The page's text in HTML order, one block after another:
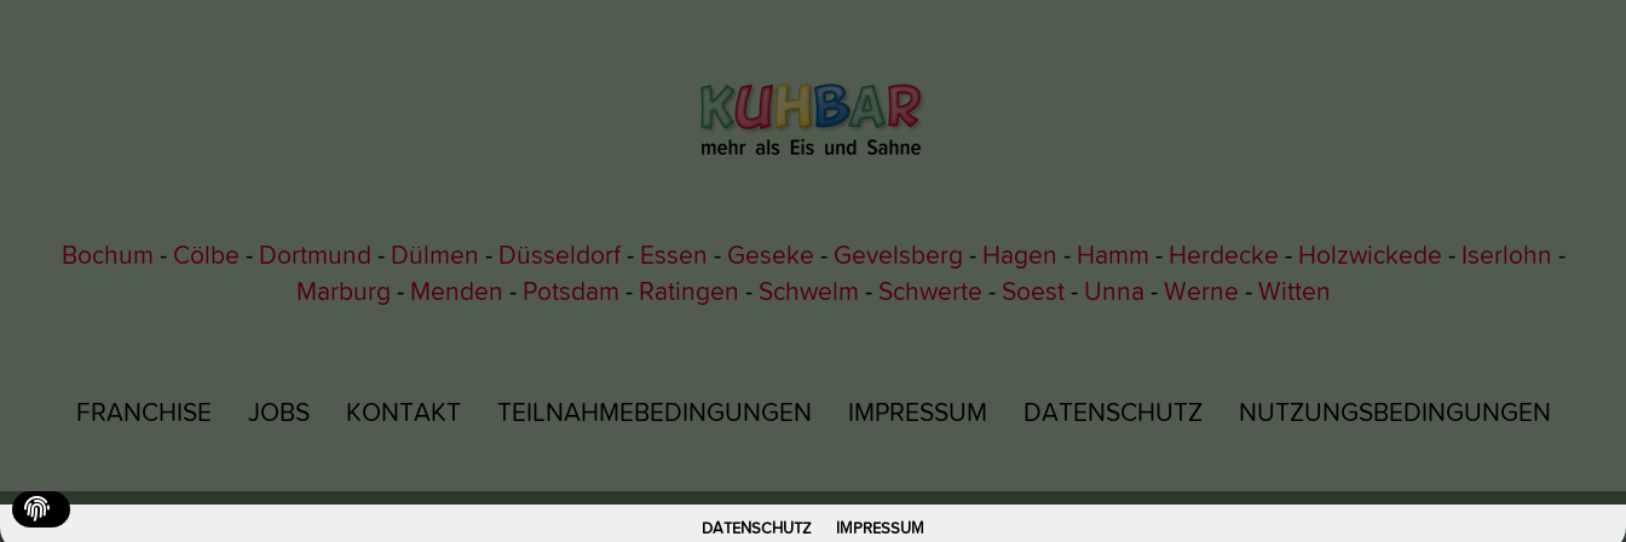
DATENSCHUTZ IMPRESSUM
Bochum Cölbe Dortmund Dülmen Düsseldorf Essen Geseke Gevelsberg Hagen Hamm Herdecke Holzwickede
Iserlohn
Marburg
Menden Potsdam Ratingen Schwelm Schwerte Soest Unna Werne Witten
FRANCHISE JOBS KONTAKT TEILNAHMEBEDINGUNGEN IMPRESSUM DATENSCHUTZ NUTZUNGSBEDINGUNGEN